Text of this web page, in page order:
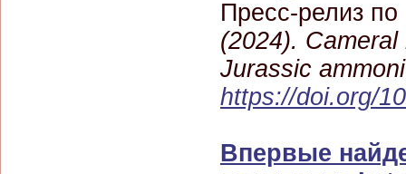
Пресс-релиз по
(2024).
Jurassic
https://doi.org/
Впервые